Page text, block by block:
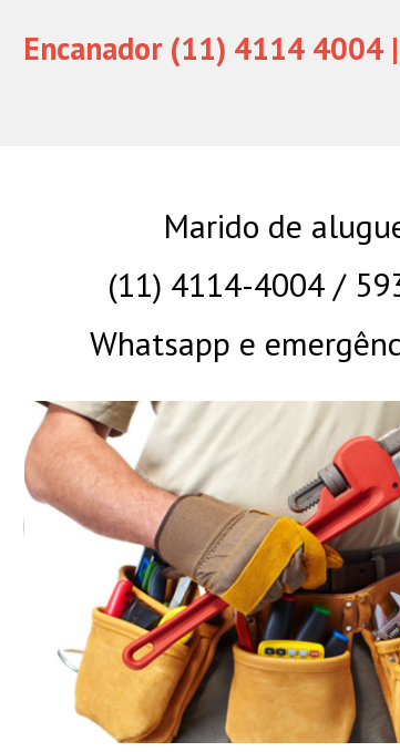
Encanador (11) 4114 4004
Marido de
(11) 4114-4004 /
Whatsapp e